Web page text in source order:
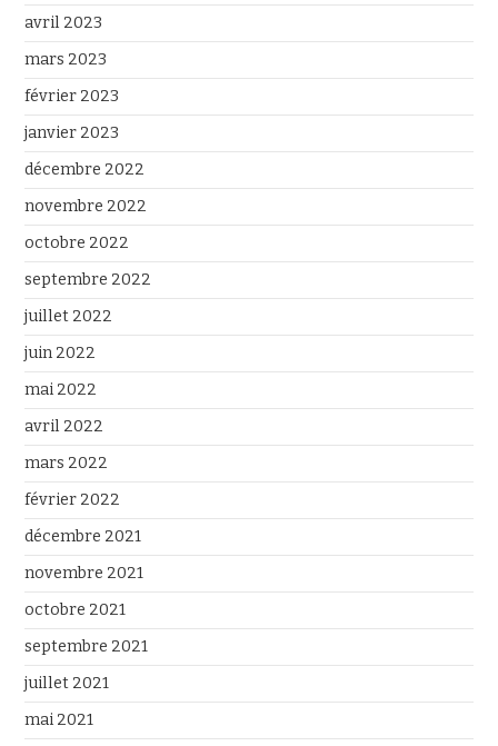
avril 2023
mars 2023
février 2023
janvier 2023
décembre 2022
novembre 2022
octobre 2022
septembre 2022
juillet 2022
juin 2022
mai 2022
avril 2022
mars 2022
février 2022
décembre 2021
novembre 2021
octobre 2021
septembre 2021
juillet 2021
mai 2021